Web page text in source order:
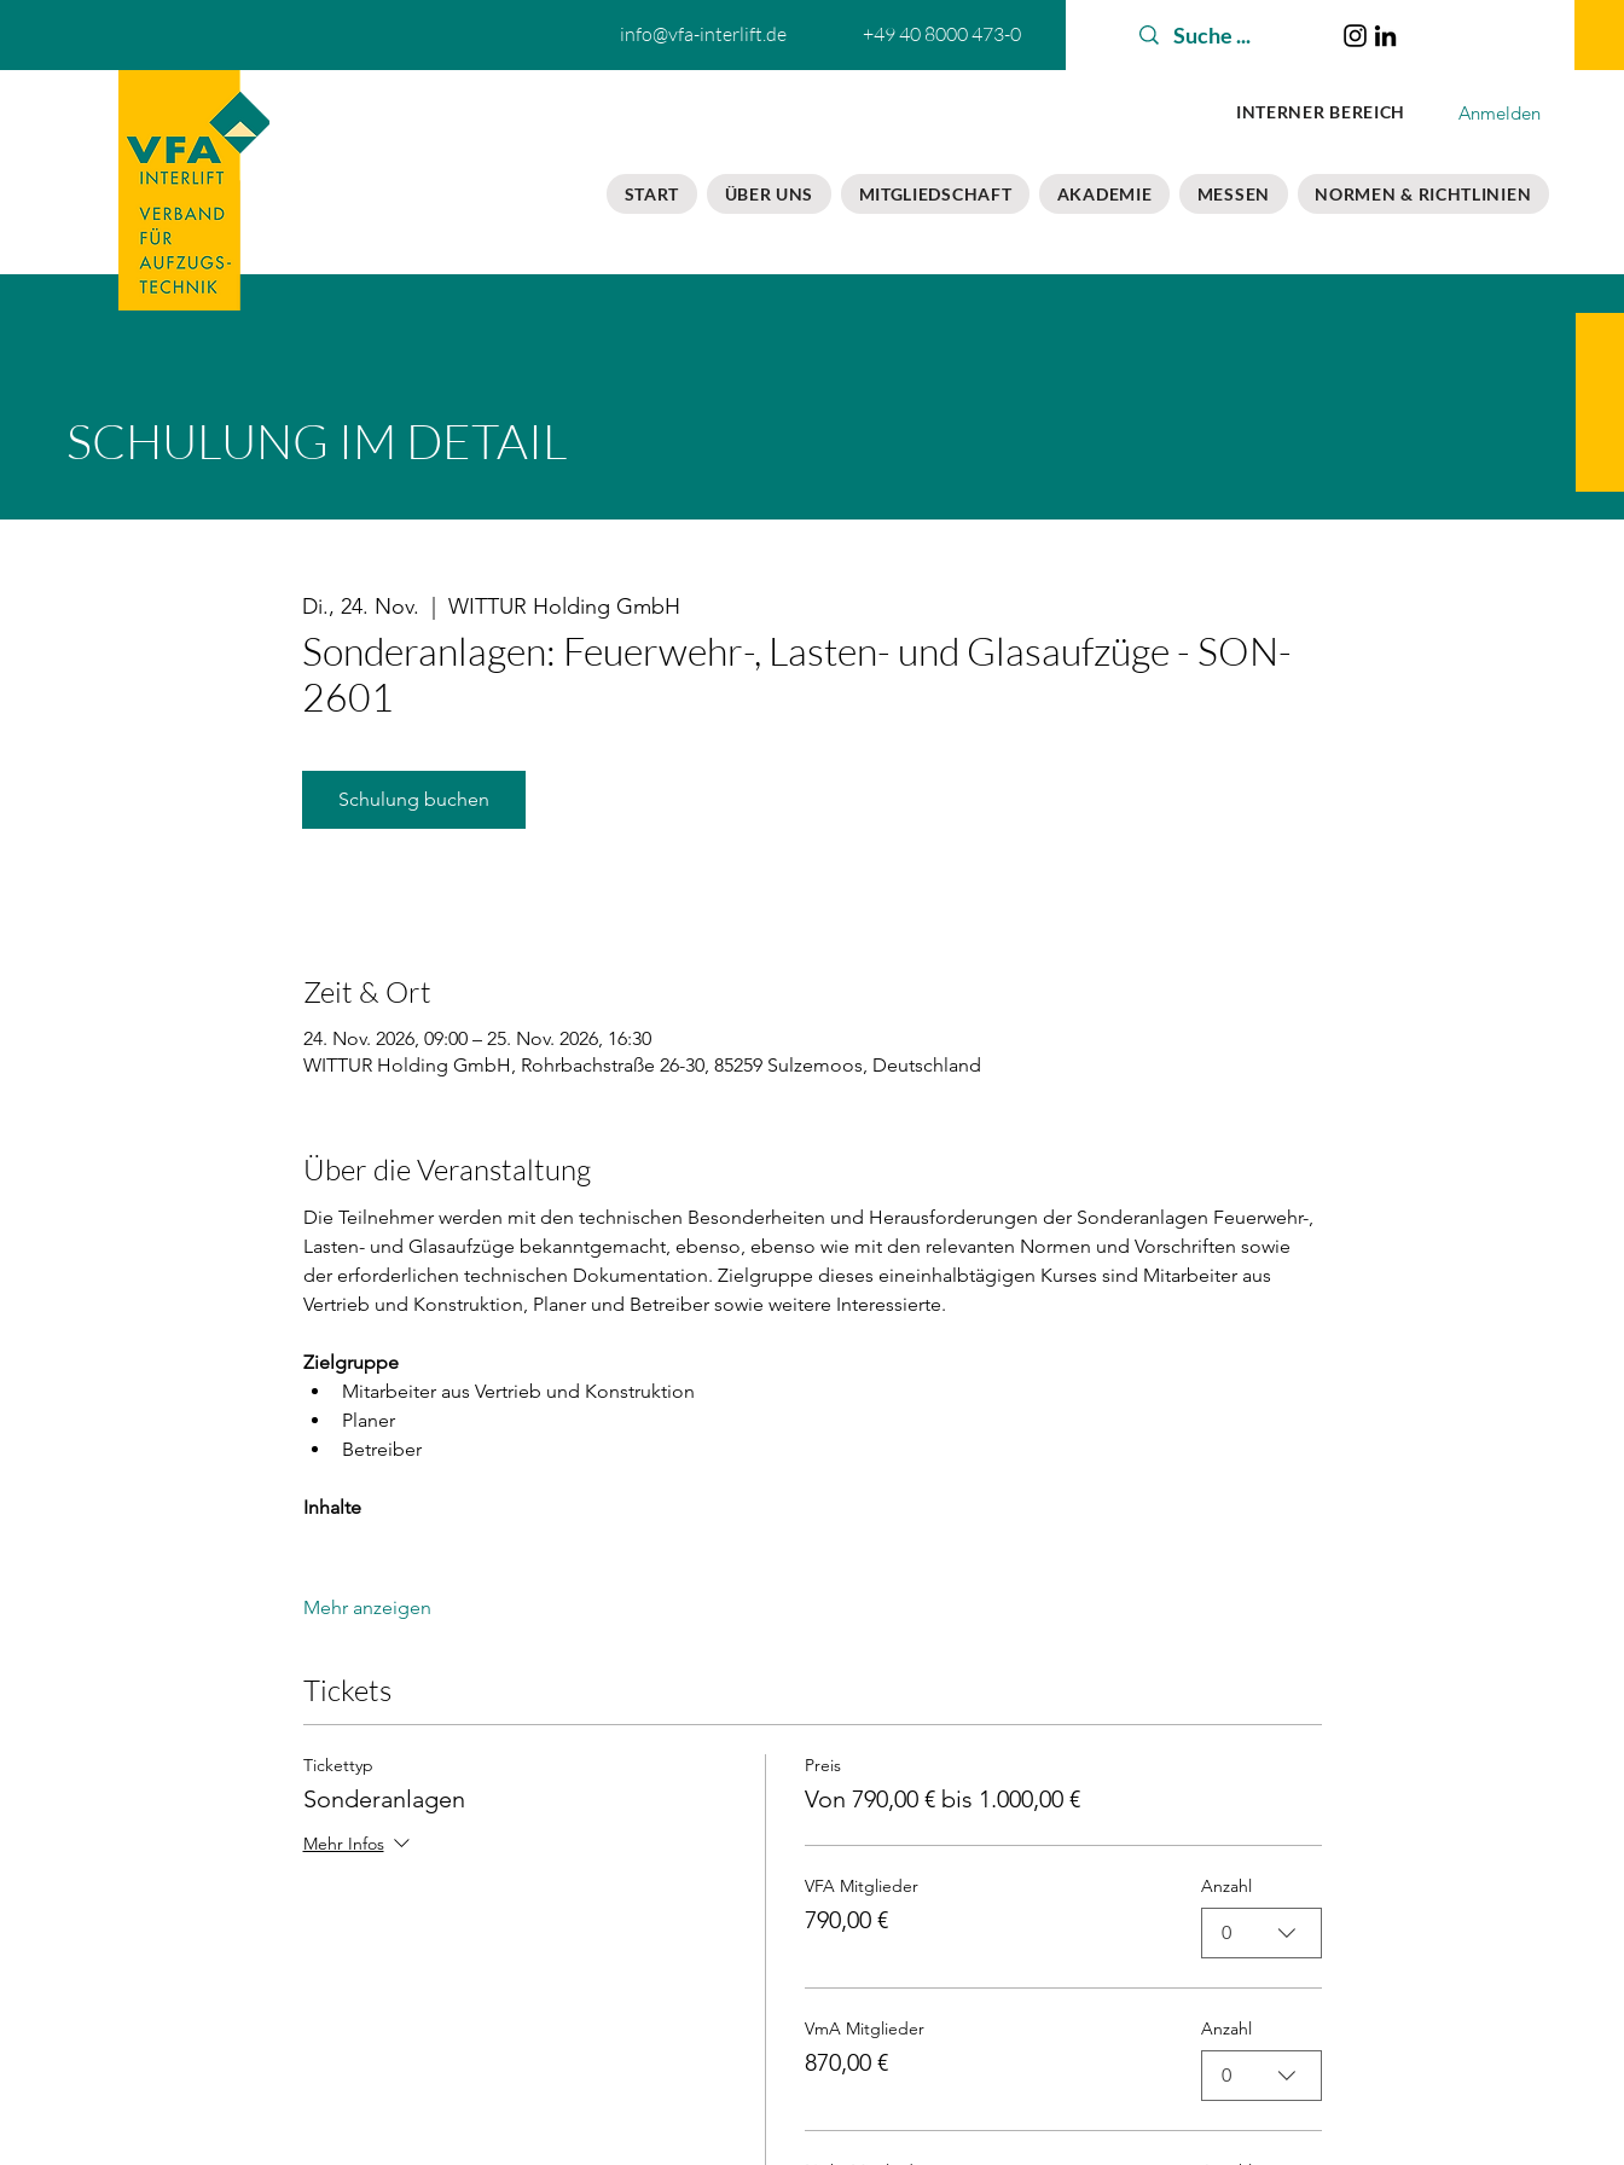
info@vfa-interlift.de +49 40 8000 473-0
INTERNER BEREICH Anmelden
START ÜBER UNS MITGLIEDSCHAFT AKADEMIE MESSEN NORMEN & RICHTLINIEN
SCHULUNG IM DETAIL
Di., 24. Nov. WITTUR Holding GmbH
Sonderanlagen: Feuerwehr-, Lasten- und Glasaufzüge - SON-
2601
Schulung buchen
Zeit & Ort
24. Nov. 2026, 09:00 – 25. Nov. 2026, 16:30
WITTUR Holding GmbH, Rohrbachstraße 26-30, 85259 Sulzemoos, Deutschland
Über die Veranstaltung
Die Teilnehmer werden mit den technischen Besonderheiten und Herausforderungen der Sonderanlagen Feuerwehr-,
Lasten- und Glasaufzüge bekanntgemacht, ebenso, ebenso wie mit den relevanten Normen und Vorschriften sowie
der erforderlichen technischen Dokumentation. Zielgruppe dieses eineinhalbtägigen Kurses sind Mitarbeiter aus
Vertrieb und Konstruktion, Planer und Betreiber sowie weitere Interessierte.
Zielgruppe
Mitarbeiter aus Vertrieb und Konstruktion
Planer
Betreiber
Inhalte
Mehr anzeigen
Tickets
Tickettyp
Sonderanlagen
Mehr Infos
Preis
Von 790,00 € bis 1.000,00 €
VFA Mitglieder
790,00 €
Anzahl
0
VmA Mitglieder
870,00 €
Anzahl
0